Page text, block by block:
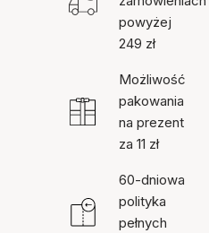
powyżej
249 zł
Możliwość
pakowania
na prezent
za 11 zł
60-dniowa
polityka
pełnych